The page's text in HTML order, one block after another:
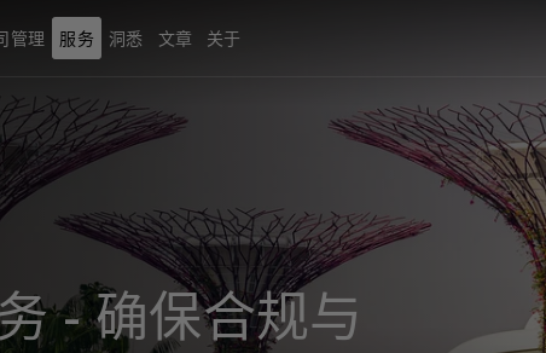
管理 服务 洞悉 文章 关于
- 确保合规与